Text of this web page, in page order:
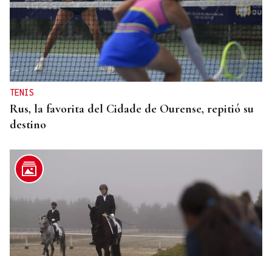
TENIS
Rus, la favorita del Cidade de Ourense, repitió su
destino